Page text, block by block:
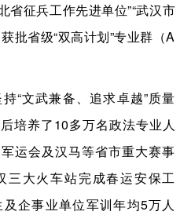
省征兵工作先进单位”“武汉市
批省级“双高计划”专业群（A
“文武兼备、追求卓越”质量
培养了10多万名政法专业人
运会及汉马等省市重大赛事
三大火车站完成春运安保工
企事业单位军训年均5万人